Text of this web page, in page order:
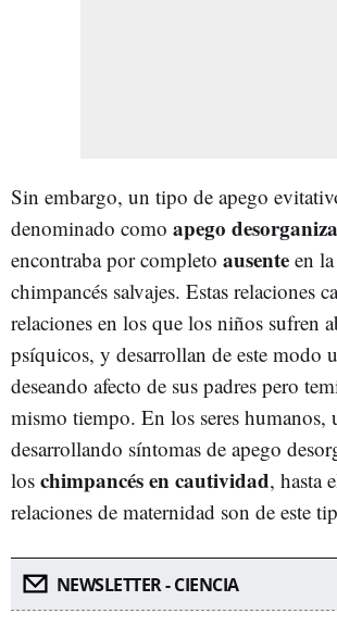
Sin embargo, un tipo de apego
denominado como apego
encontraba por completo ausente en
chimpancés salvajes. Estas relaciones
relaciones en los que los niños sufren
psíquicos, y desarrollan de este modo
deseando afecto de sus padres pero
mismo tiempo. En los seres humanos,
desarrollando síntomas de apego
los chimpancés en cautividad, hasta
relaciones de maternidad son de este
NEWSLETTER - CIENCIA